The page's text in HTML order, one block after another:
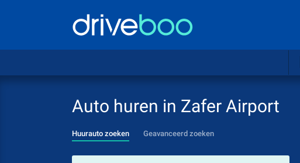
Auto huren in Zafer Airport
Huurauto zoeken Geavanceerd zoeken